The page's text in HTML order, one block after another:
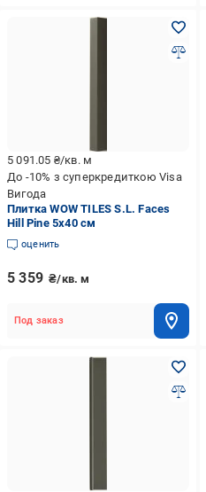
5 091.05 ₴/кв. м
До -10% з суперкредиткою Visa
Вигода
Плитка WOW TILES S.L. Faces
Hill Pine 5x40 см
оценить
5 359 ₴/кв. м
Под заказ